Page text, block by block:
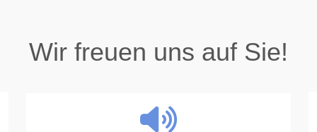
Wir freuen uns auf Sie!